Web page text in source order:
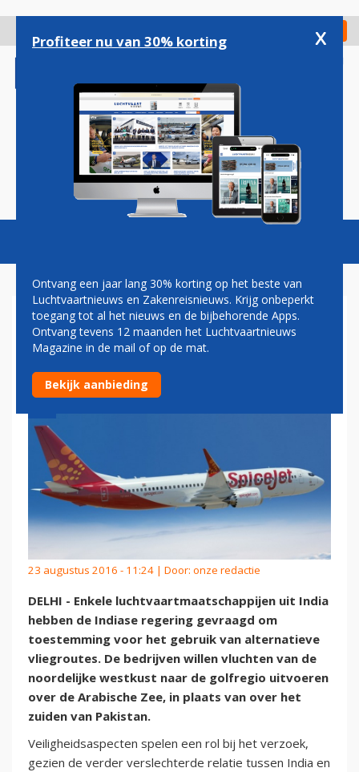
gaan
Check in
Magazine Podcasts Vacatures
INDIASE MAATSCHAPPIJEN
WILLEN OM PAKISTAN HEEN
23 augustus 2016 - 11:24 | Door: onze redactie
DELHI - Enkele luchtvaartmaatschappijen uit India
hebben de Indiase regering gevraagd om
toestemming voor het gebruik van alternatieve
vliegroutes. De bedrijven willen vluchten van de
noordelijke westkust naar de golfregio uitvoeren
over de Arabische Zee, in plaats van over het
zuiden van Pakistan.
Veiligheidsaspecten spelen een rol bij het verzoek,
gezien de verder verslechterde relatie tussen India en
Profiteer nu van 30% korting x
Ontvang een jaar lang 30% korting op het beste van
Luchtvaartnieuws en Zakenreisnieuws. Krijg onbeperkt
toegang tot al het nieuws en de bijbehorende Apps.
Ontvang tevens 12 maanden het Luchtvaartnieuws
Magazine in de mail of op de mat.
Bekijk aanbieding